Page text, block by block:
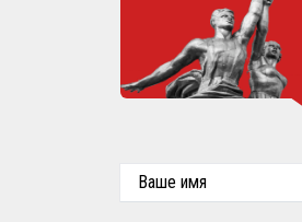
Ваше имя